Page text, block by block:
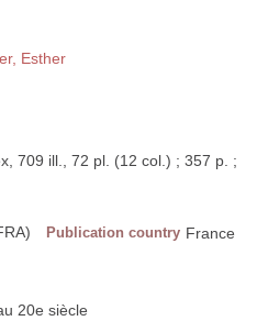
Esther
709 ill., 72 pl. (12 col.) ; 357 p. ;
Publication country France
20e siècle